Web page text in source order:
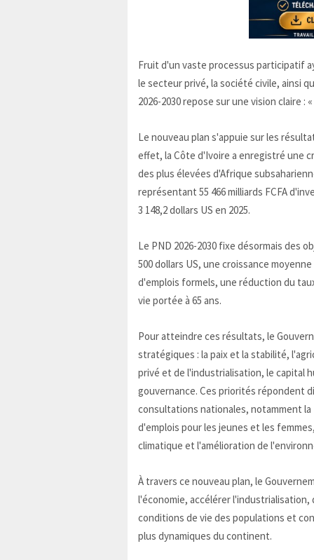
Fruit d'un vaste processus participatif
le secteur privé, la société civile, ainsi
2026-2030 repose sur une vision claire
Le nouveau plan s'appuie sur les
effet, la Côte d'Ivoire a enregistré une
des plus élevées d'Afrique
représentant 55 466 milliards FCFA
3 148,2 dollars US en 2025.
Le PND 2026-2030 fixe désormais des
500 dollars US, une croissance
d'emplois formels, une réduction du
vie portée à 65 ans.
Pour atteindre ces résultats, le
stratégiques : la paix et la stabilité,
privé et de l'industrialisation, le capital
gouvernance. Ces priorités répondent
consultations nationales, notamment
d'emplois pour les jeunes et les
climatique et l'amélioration de
À travers ce nouveau plan, le
l'économie, accélérer
conditions de vie des populations et
plus dynamiques du continent.